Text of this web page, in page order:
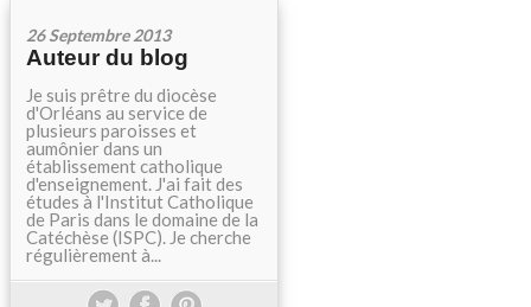
26 Septembre 2013
Auteur du blog
Je suis prêtre du diocèse
d'Orléans au service de
plusieurs paroisses et
aumônier dans un
établissement catholique
d'enseignement. J'ai fait des
études à l'Institut Catholique
de Paris dans le domaine de la
Catéchèse (ISPC). Je cherche
régulièrement à...